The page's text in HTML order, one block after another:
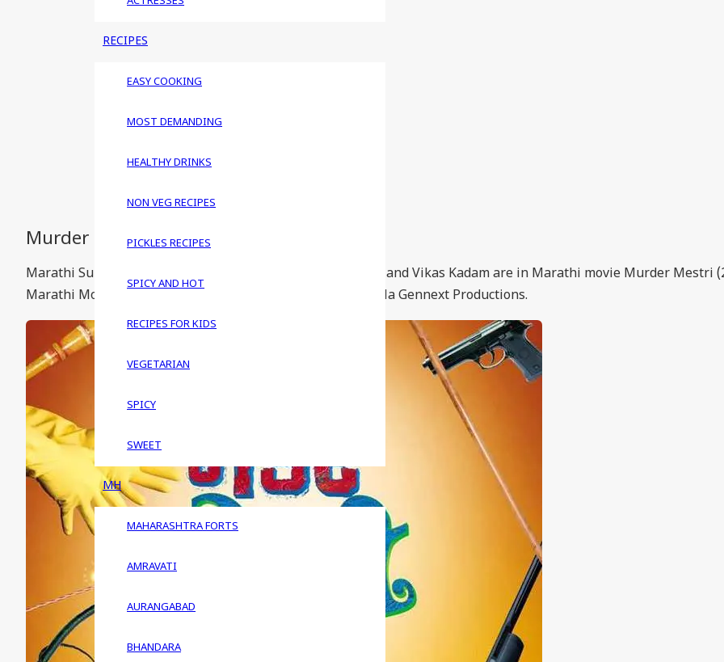
RECIPES
EASY COOKING
MOST DEMANDING
HEALTHY DRINKS
NON VEG RECIPES
PICKLES RECIPES
SPICY AND HOT
RECIPES FOR KIDS
VEGETARIAN
SPICY
SWEET
MH
MAHARASHTRA FORTS
AMRAVATI
AURANGABAD
BHANDARA
Murder Mestri (2015) Marathi Movie :
Marathi Super Stars Dilip Prabhavalkar, Hruishikesh Joshi and Vikas Kadam are in Marathi movie Murder Mestri
Marathi Movie. It is release under the banner of Nadiadwala Gennext Productions.